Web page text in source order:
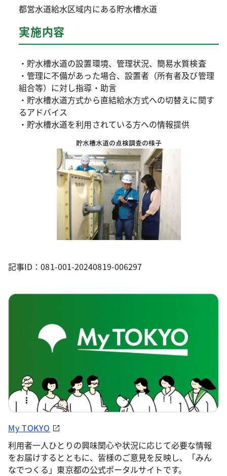
都営水道給水区域内にある貯水槽水道
実施内容
・貯水槽水道の設置環境、管理状況、簡易水質検査
・管理に不備があった場合、設置者（所有者及び管理
組合等）に対し指導・助言
・貯水槽水道方式から直結給水方式への切替えに関す
るアドバイス
・貯水槽水道を利用されている方への情報提供
記事ID：081-001-20240819-006297
My TOKYO
利用者一人ひとりの興味関心や状況に応じて必要な情報
をお届けするとともに、皆様のご意見を反映し、「みん
なでつくる」東京都の公式ポータルサイトです。